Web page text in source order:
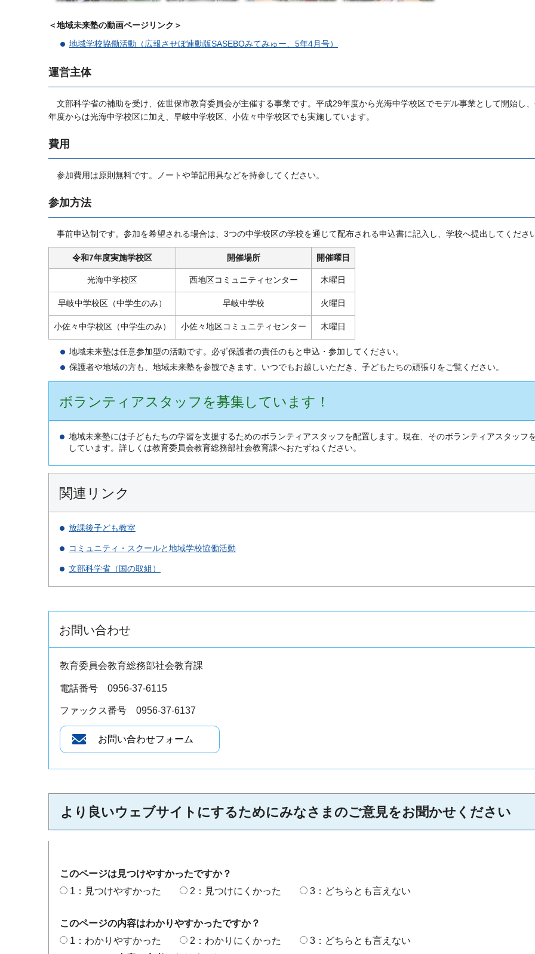
＜地域未来塾の動画ページリンク＞
地域学校協働活動（広報させぼ連動版SASEBOみてみゅー、5年4月号）
運営主体
文部科学省の補助を受け、佐世保市教育委員会が主催する事業です。平成29年度から光海中学校区でモデル事業として開始し
年度からは光海中学校区に加え、早岐中学校区、小佐々中学校区でも実施しています。
費用
参加費用は原則無料です。ノートや筆記用具などを持参してください。
参加方法
事前申込制です。参加を希望される場合は、3つの中学校区の学校を通じて配布される申込書に記入し、学校へ提出してくださ
令和7年度実施学校区 開催場所 開催曜日
光海中学校区 西地区コミュニティセンター 木曜日
早岐中学校区（中学生のみ） 早岐中学校 火曜日
小佐々中学校区（中学生のみ） 小佐々地区コミュニティセンター 木曜日
地域未来塾は任意参加型の活動です。必ず保護者の責任のもと申込・参加してください。
保護者や地域の方も、地域未来塾を参観できます。いつでもお越しいただき、子どもたちの頑張りをご覧ください。
ボランティアスタッフを募集しています！
地域未来塾には子どもたちの学習を支援するためのボランティアスタッフを配置します。現在、そのボランティアスタッフ
しています。詳しくは教育委員会教育総務部社会教育課へおたずねください。
関連リンク
放課後子ども教室
コミュニティ・スクールと地域学校協働活動
文部科学省（国の取組）
お問い合わせ
教育委員会教育総務部社会教育課
電話番号 0956-37-6115
ファックス番号 0956-37-6137
より良いウェブサイトにするためにみなさまのご意見をお聞かせください
このページは見つけやすかったですか？
1：見つけやすかった
2：見つけにくかった 3：どちらとも言えない
このページの内容はわかりやすかったですか？
1：わかりやすかった
2：わかりにくかった
3：どちらとも言えない